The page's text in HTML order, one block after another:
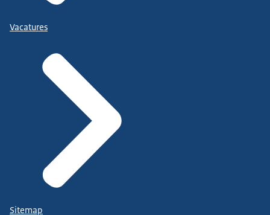
Vacatures
Sitemap